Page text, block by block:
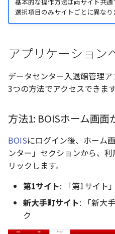
第1サイト（Otemachi
新大手町サイト（Shin-
画面
選択項目のみサイトごとに異なり
アプリケーション
データセンター入退館管理
3つの方法でアクセスできます
方法1: BOISホーム画面
BOISにログイン後、ホーム
ンター」セクションから、
リックします。
第1サイト: 「第1サイト
新大手町サイト: 「新大
ク